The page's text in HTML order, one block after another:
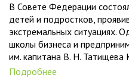
В Совете Федерации
детей и подростков,
экстремальных ситуациях.
школы бизнеса и
им. капитана В. Н. Татищева
Подробнее